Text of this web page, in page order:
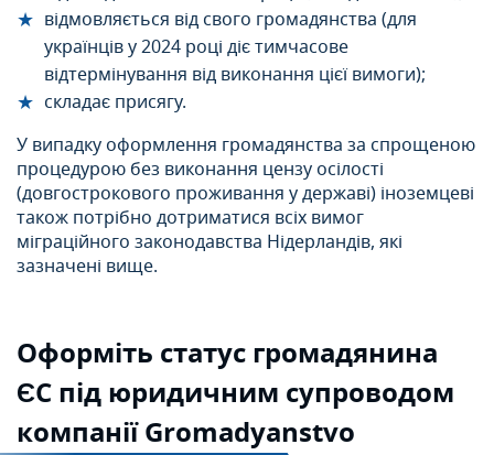
відмовляється від свого громадянства (для
українців у 2024 році діє тимчасове
відтермінування від виконання цієї вимоги);
складає присягу.
У випадку оформлення громадянства за спрощеною
процедурою без виконання цензу осілості
(довгострокового проживання у державі) іноземцеві
також потрібно дотриматися всіх вимог
міграційного законодавства Нідерландів, які
зазначені вище.
Оформіть статусгромадянина
ЄС підюридичним супроводом
компанії Gromadyanstvo